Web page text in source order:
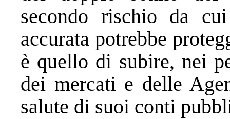
secondo rischio da
accurata potrebbe
è quello di subire, nei
dei mercati e delle
salute di suoi conti